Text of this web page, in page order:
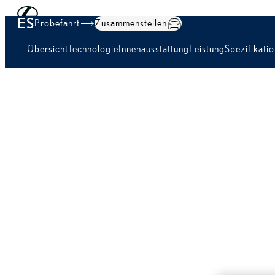
Skip to Main Content
ESProbefahrt Zusammenstellen
ÜbersichtTechnologieInnenausstattungLeistung